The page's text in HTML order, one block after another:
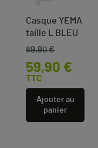
Casque YEMA
taille L BLEU
Prix de base
89,90 €
Prix
59,90 €
TTC
Ajouter au
panier